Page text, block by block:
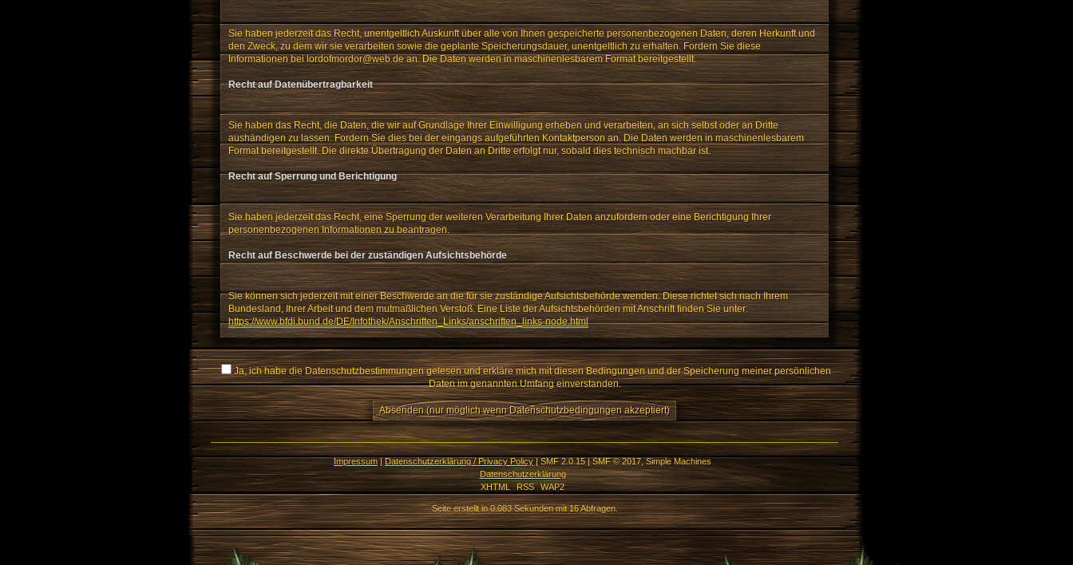
Sie haben jederzeit das Recht, unentgeltlich Auskunft über alle von Ihnen gespeicherte personenbezogenen Daten, deren Herkunft und
den Zweck, zu dem wir sie verarbeiten sowie die geplante Speicherungsdauer, unentgeltlich zu erhalten. Fordern Sie diese
Informationen bei lordofmordor@web.de an. Die Daten werden in maschinenlesbarem Format bereitgestellt.
Recht auf Datenübertragbarkeit
Sie haben das Recht, die Daten, die wir auf Grundlage Ihrer Einwilligung erheben und verarbeiten, an sich selbst oder an Dritte
aushändigen zu lassen. Fordern Sie dies bei der eingangs aufgeführten Kontaktperson an. Die Daten werden in maschinenlesbarem
Format bereitgestellt. Die direkte Übertragung der Daten an Dritte erfolgt nur, sobald dies technisch machbar ist.
Recht auf Sperrung und Berichtigung
Sie haben jederzeit das Recht, eine Sperrung der weiteren Verarbeitung Ihrer Daten anzufordern oder eine Berichtigung Ihrer
personenbezogenen Informationen zu beantragen.
Recht auf Beschwerde bei der zuständigen Aufsichtsbehörde
Sie können sich jederzeit mit einer Beschwerde an die für sie zuständige Aufsichtsbehörde wenden. Diese richtet sich nach Ihrem
Bundesland, Ihrer Arbeit und dem mutmaßlichen Verstoß. Eine Liste der Aufsichtsbehörden mit Anschrift finden Sie unter:
https://www.bfdi.bund.de/DE/Infothek/Anschriften_Links/anschriften_links-node.html
Ja, ich habe die Datenschutzbestimmungen gelesen und erkläre mich mit diesen Bedingungen und der Speicherung meiner persönlichen
Daten im genannten Umfang einverstanden.
Impressum|Datenschutzerklärung / Privacy Policy|SMF 2.0.15|SMF © 2017,Simple Machines
Datenschutzerklärung
XHTML
RSS WAP2
Seite erstellt in 0.083 Sekunden mit 16 Abfragen.